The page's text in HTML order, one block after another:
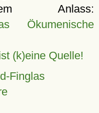
Anlass:
Ökumenische
(k)eine Quelle!
Finglas